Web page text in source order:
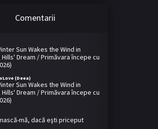
Comentarii
Sun Wakes the Wind in
Dream / Primăvara începe cu
(Deea)
Sun Wakes the Wind in
Dream / Primăvara începe cu
mă, dacă eşti priceput